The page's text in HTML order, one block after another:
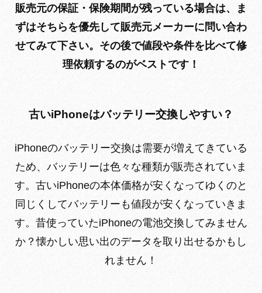
販売元の保証・保険期間が残っている場合は、ま
ずはそちらを優先して販売元メーカーに問い合わ
せてみて下さい。その後で値段や条件を比べて修
理依頼するのがベストです！
古いiPhoneはバッテリー交換しやすい？
iPhoneのバッテリー交換は需要が増えてきている
ため、バッテリーは色々な種類が販売されていま
す。古いiPhoneの本体価格が安くなってゆくのと
同じくしてバッテリーも値段が安くなっていきま
す。昔使っていたiPhoneの電池交換してみません
か？懐かしい思い出のデータを取り出せるかもし
れません！